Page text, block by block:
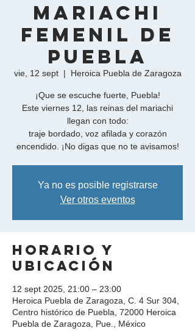
Mariachi
Femenil de
Puebla
vie, 12 sept
  |
Heroica Puebla de Zaragoza
¡Que se escuche fuerte, Puebla!
Este viernes 12, las reinas del mariachi
llegan con todo:
traje bordado, voz afilada y corazón
Ya no es posible registrarse
Ver otros eventos
Horario y
ubicación
12 sept 2025, 21:00 – 23:00
Heroica Puebla de Zaragoza, C. 4 Sur 304,
Centro histórico de Puebla, 72000 Heroica
Puebla de Zaragoza, Pue., México